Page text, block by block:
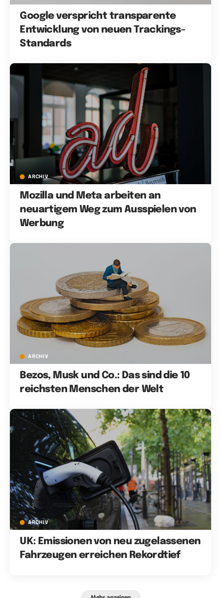
Google verspricht transparente
Entwicklung von neuen Trackings-
Standards
ARCHIV
Mozilla und Meta arbeiten an
neuartigem Weg zum Ausspielen von
Werbung
ARCHIV
Bezos, Musk und Co.: Das sind die 10
reichsten Menschen der Welt
ARCHIV
UK: Emissionen von neu zugelassenen
Fahrzeugen erreichen Rekordtief